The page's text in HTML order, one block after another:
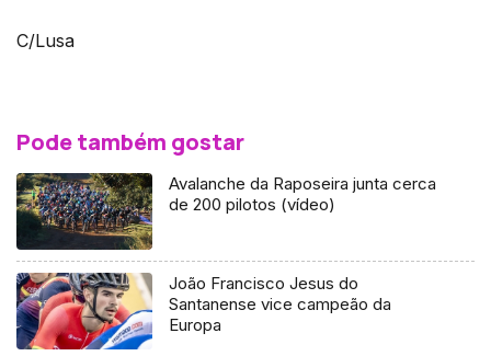
C/Lusa
Pode também gostar
Avalanche da Raposeira junta cerca
de 200 pilotos (vídeo)
João Francisco Jesus do
Santanense vice campeão da
Europa